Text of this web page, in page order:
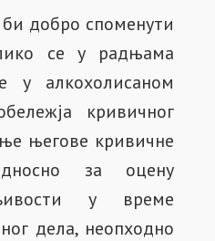
добро споменути
се у радњама
у алкохолисаном
кривичног
његове кривичне
за оцену
у време
дела, неопходно